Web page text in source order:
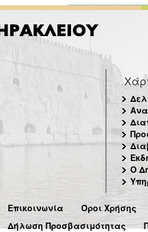
Ο
Επικοινωνία
Όροι Χρήσης
Δήλωση Προσβασιμότητας